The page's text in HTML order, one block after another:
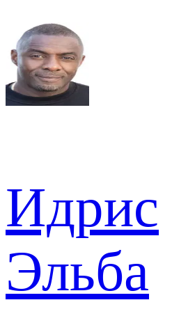
Идрис
Эльба